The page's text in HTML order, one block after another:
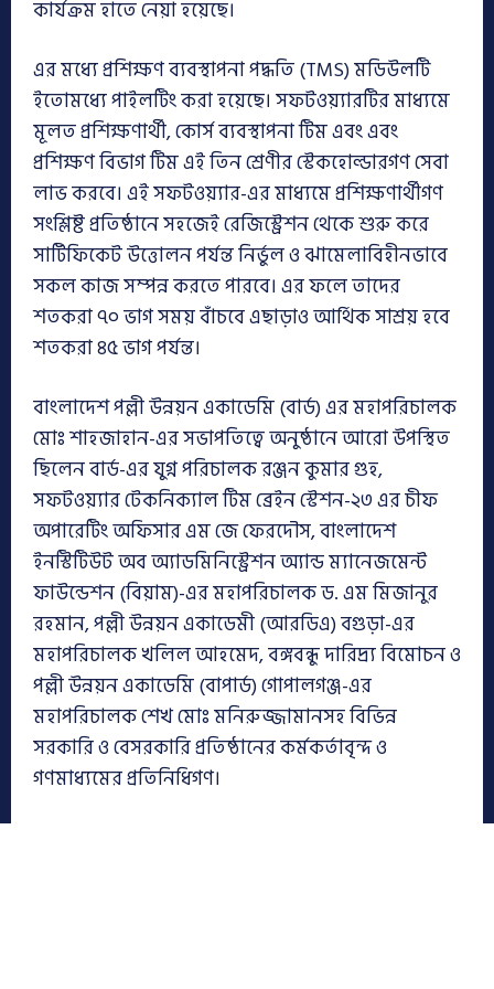
কার্যক্রম হাতে নেয়া হয়েছে।
এর মধ্যে প্রশিক্ষণ ব্যবস্থাপনা পদ্ধতি (TMS) মডিউলটি
ইতোমধ্যে পাইলটিং করা হয়েছে। সফটওয়্যারটির মাধ্যমে
মূলত প্রশিক্ষণার্থী, কোর্স ব্যবস্থাপনা টিম এবং এবং
প্রশিক্ষণ বিভাগ টিম এই তিন শ্রেণীর স্টেকহোল্ডারগণ সেবা
লাভ করবে। এই সফটওয়্যার-এর মাধ্যমে প্রশিক্ষণার্থীগণ
সংশ্লিষ্ট প্রতিষ্ঠানে সহজেই রেজিস্ট্রেশন থেকে শুরু করে
সার্টিফিকেট উত্তোলন পর্যন্ত নির্ভুল ও ঝামেলাবিহীনভাবে
সকল কাজ সম্পন্ন করতে পারবে। এর ফলে তাদের
শতকরা ৭০ ভাগ সময় বাঁচবে এছাড়াও আর্থিক সাশ্রয় হবে
শতকরা ৪৫ ভাগ পর্যন্ত।
বাংলাদেশ পল্লী উন্নয়ন একাডেমি (বার্ড) এর মহাপরিচালক
মোঃ শাহজাহান-এর সভাপতিত্বে অনুষ্ঠানে আরো উপস্থিত
ছিলেন বার্ড-এর যুগ্ন পরিচালক রঞ্জন কুমার গুহ,
সফটওয়্যার টেকনিক্যাল টিম ব্রেইন স্টেশন-২৩ এর চীফ
অপারেটিং অফিসার এম জে ফেরদৌস, বাংলাদেশ
ইনস্টিটিউট অব অ্যাডমিনিস্ট্রেশন অ্যান্ড ম্যানেজমেন্ট
ফাউন্ডেশন (বিয়াম)-এর মহাপরিচালক ড. এম মিজানুর
রহমান, পল্লী উন্নয়ন একাডেমী (আরডিএ) বগুড়া-এর
মহাপরিচালক খলিল আহমেদ, বঙ্গবন্ধু দারিদ্র্য বিমোচন ও
পল্লী উন্নয়ন একাডেমি (বাপার্ড) গোপালগঞ্জ-এর
মহাপরিচালক শেখ মোঃ মনিরুজ্জামানসহ বিভিন্ন
সরকারি ও বেসরকারি প্রতিষ্ঠানের কর্মকর্তাবৃন্দ ও
গণমাধ্যমের প্রতিনিধিগণ।